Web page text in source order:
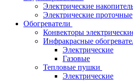
Электрические
Электрические проточные
Обогреватели
Конвекторы
Инфракрасные
Электрические
Газовые
Тепловые пушки
Электрические